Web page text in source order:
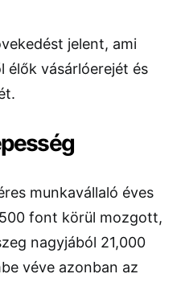
jelent, ami
élők vásárlóerejét és
munkavállaló éves
font körül mozgott,
nagyjából 21,000
véve azonban az